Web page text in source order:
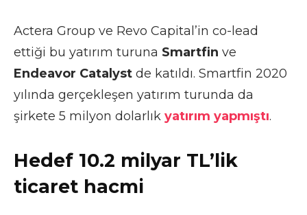
Actera Group ve Revo Capital’in co-lead
ettiği bu yatırım turuna Smartfin ve
Endeavor Catalyst de katıldı. Smartfin 2020
yılında gerçekleşen yatırım turunda da
şirkete 5 milyon dolarlık yatırım yapmıştı.
Hedef 10.2 milyar TL’lik
ticaret hacmi